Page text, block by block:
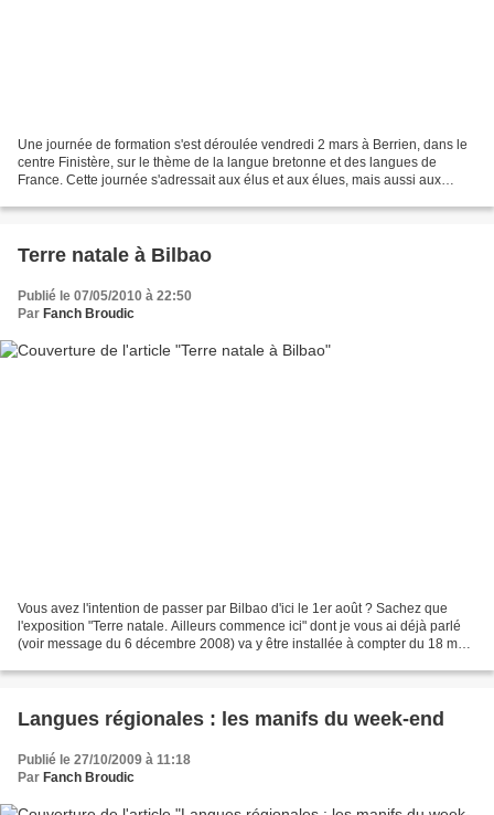
Une journée de formation s'est déroulée vendredi 2 mars à Berrien, dans le
centre Finistère, sur le thème de la langue bretonne et des langues de
France. Cette journée s'adressait aux élus et aux élues, mais aussi aux
Terre natale à Bilbao
Publié le 07/05/2010 à 22:50
Par Fanch Broudic
Vous avez l'intention de passer par Bilbao d'ici le 1er août ? Sachez que
l'exposition "Terre natale. Ailleurs commence ici" dont je vous ai déjà parlé
(voir message du 6 décembre 2008) va y être installée à compter du 18 mai.
Langues régionales : les manifs du week-end
Publié le 27/10/2009 à 11:18
Par Fanch Broudic